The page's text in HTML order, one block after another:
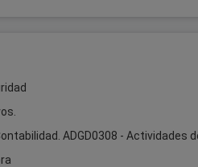
ADGD0308 -